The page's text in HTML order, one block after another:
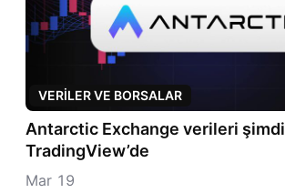
VERILER VE BORSALAR
Antarctic Exchange verileri şimdi
TradingView’de
Mar 19